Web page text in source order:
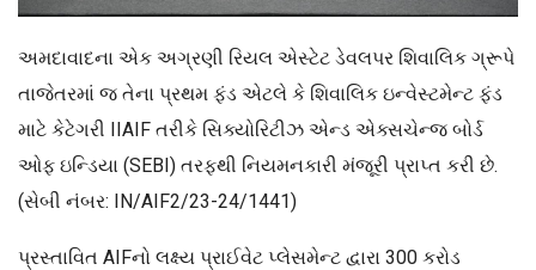
અમદાવાદના એક અગ્રણી રિયલ એસ્ટેટ ડેવલપર શિવાલિક ગ્રૂપે
તાજેતરમાં જ તેના પ્રથમ ફંડ એટલે કે શિવાલિક ઇન્વેસ્ટમેન્ટ ફંડ
માટે કેટેગરી IIAIF તરીકે સિક્યોરિટીઝ એન્ડ એક્સચેન્જ બોર્ડ
ઓફ ઇન્ડિયા (SEBI) તરફથી નિયમનકારી મંજૂરી પ્રાપ્ત કરી છે.
(સેબી નંબર: IN/AIF2/23-24/1441)
પ્રસ્તાવિત AIFનો લક્ષ્ય પ્રાઈવેટ પ્લેસમેન્ટ દ્વારા 300 કરોડ